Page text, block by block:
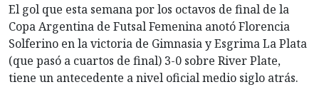
El gol que esta semana por los octavos de final de la
Copa Argentina de Futsal Femenina anotó Florencia
Solferino en la victoria de Gimnasia y Esgrima La Plata
(que pasó a cuartos de final) 3-0 sobre River Plate,
tiene un antecedente a nivel oficial medio siglo atrás.